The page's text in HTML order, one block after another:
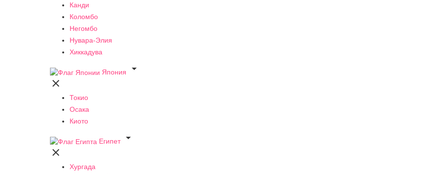
Канди
Коломбо
Негомбо
Нувара-Элия
Хиккадува
Япония


Токио
Осака
Киото
Египет


Хургада